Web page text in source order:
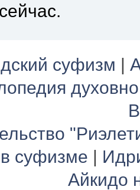
суфизм |
суфизме |
Айкидо